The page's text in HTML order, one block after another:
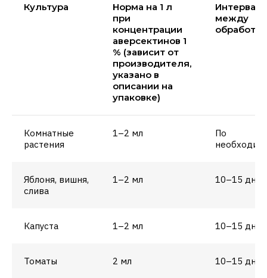
Культура
Норма на 1 л
при
концентрации
аверсектинов 1
% (зависит от
производителя,
указано в
описании на
упаковке)
Интервал
между
Комнатные
растения
1–2 мл
По
Яблоня, вишня,
слива
1–2 мл 10–15 дней
Капуста 1–2 мл 10–15 дней
Томаты 2 мл 10–15 дней